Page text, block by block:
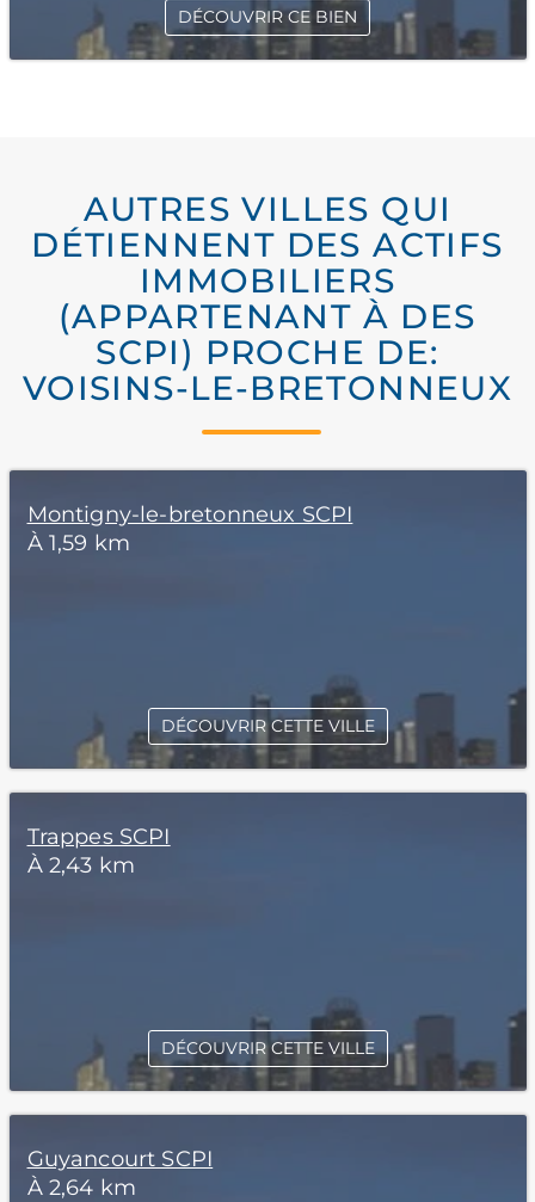
DÉCOUVRIR CE BIEN
AUTRES VILLES QUI
DÉTIENNENT DES ACTIFS
IMMOBILIERS
(APPARTENANT À DES
SCPI) PROCHE DE:
VOISINS-LE-BRETONNEUX
Montigny-le-bretonneux SCPI
À 1,59 km
DÉCOUVRIR CETTE VILLE
Trappes SCPI
À 2,43 km
DÉCOUVRIR CETTE VILLE
Guyancourt SCPI
À 2,64 km